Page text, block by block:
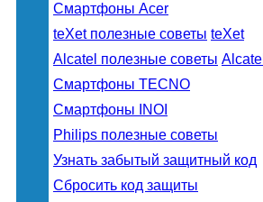
Смартфоны Acer
teXet полезные советы teXet
Alcatel полезные советы Alcatel
Смартфоны TECNO
Смартфоны INOI
Philips полезные советы
Узнать забытый защитный код
Сбросить код защиты